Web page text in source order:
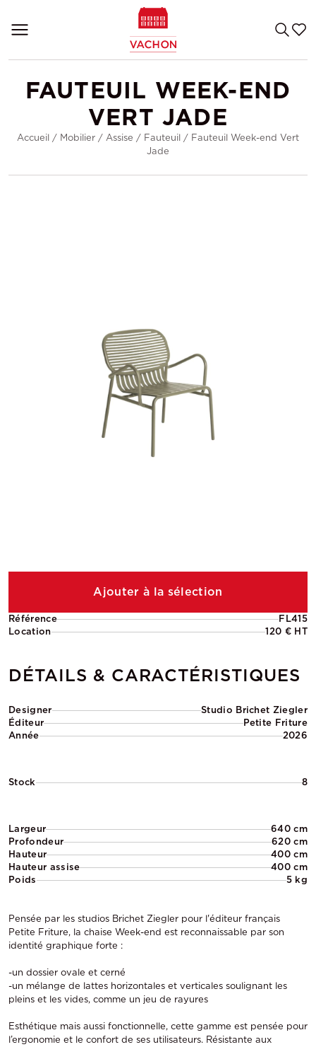
FAUTEUIL WEEK-END
VERT JADE
Accueil / Mobilier / Assise / Fauteuil / Fauteuil Week-end Vert
Jade
Référence
FL415
Location
120 € HT
DÉTAILS & CARACTÉRISTIQUES
Designer
Studio Brichet Ziegler
Éditeur
Petite Friture
Année
2026
Stock 8
Largeur
640 cm
Profondeur
620 cm
Hauteur
400 cm
Hauteur assise
400 cm
Poids
5 kg
Pensée par les studios Brichet Ziegler pour l'éditeur français
Petite Friture, la chaise Week-end est reconnaissable par son
identité graphique forte :
-un dossier ovale et cerné
-un mélange de lattes horizontales et verticales soulignant les
pleins et les vides, comme un jeu de rayures
Esthétique mais aussi fonctionnelle, cette gamme est pensée pour
l’ergonomie et le confort de ses utilisateurs. Résistante aux
Ajouter à la sélection